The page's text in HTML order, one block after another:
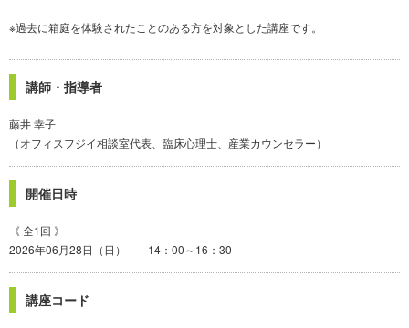
※過去に箱庭を体験されたことのある方を対象とした講座です。
講師・指導者
藤井 幸子
（オフィスフジイ相談室代表、臨床心理士、産業カウンセラー）
開催日時
《 全1回 》
2026年06月28日（日） 14：00～16：30
講座コード